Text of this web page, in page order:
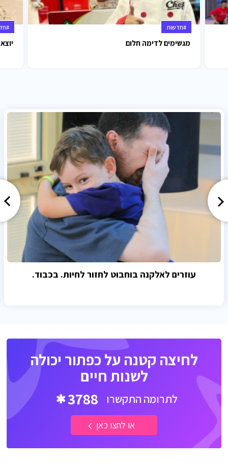
#חדשות
מגשימים לדימה חלום
עוזרים לאלקנה בוחבוט לחזור לחיות. בכבוד.
לחיצה קטנה על כפתור יכולה
לשנות חיים
לתרומה התקשרו 3788
או לחצו כאן